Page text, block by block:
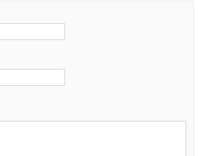
стены создают разницу давления
вентиляции (источник: